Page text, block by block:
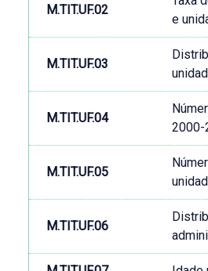
M.TIT.UF.02
e
M.TIT.UF.03
M.TIT.UF.04
2000-
M.TIT.UF.05
M.TIT.UF.06